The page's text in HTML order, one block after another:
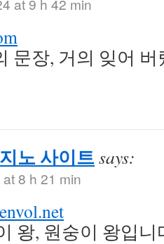
문장, 거의 잊어
노 사이트says:
8 h 21 min
왕, 원숭이 왕입니